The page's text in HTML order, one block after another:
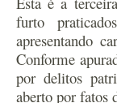
furto
apresentando
Conforme
por delitos
aberto por fatos